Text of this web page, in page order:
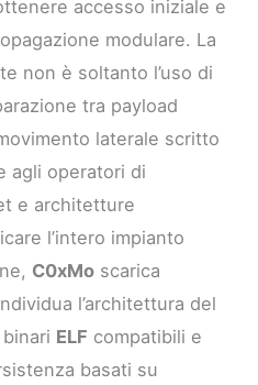
accesso iniziale e
modulare. La
non è soltanto l’uso di
tra payload
laterale scritto
agli operatori di
e architetture
l’intero impianto
C0xMo scarica
l’architettura del
ELF compatibili e
basati su